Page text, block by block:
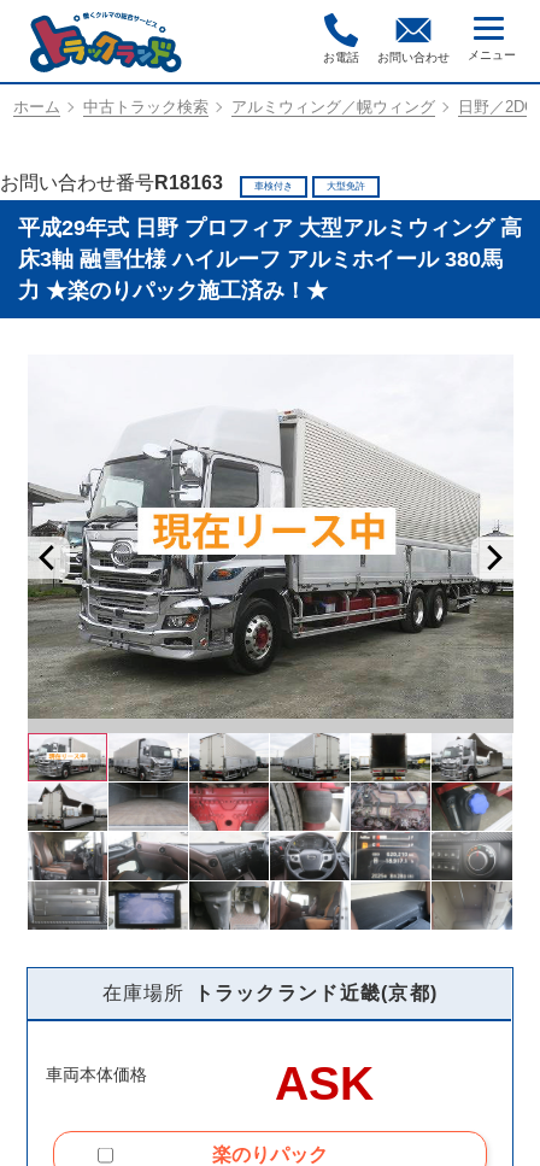
お電話 お問い合わせ
ホーム 中古トラック検索 アルミウィング／幌ウィング 日野／
お問い合わせ番号R18163 車検付き 大型免許
平成29年式 日野 プロフィア 大型アルミウィング 高
床3軸 融雪仕様 ハイルーフ アルミホイール 380馬
力 ★楽のりパック施工済み！★
在庫場所 トラックランド近畿(京都)
車両本体価格 ASK
楽のりパック